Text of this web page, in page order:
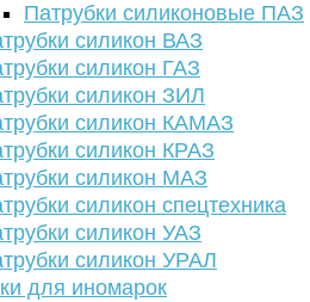
Патрубки силиконовые ПАЗ
силикон ВАЗ
силикон ГАЗ
силикон ЗИЛ
силикон КАМАЗ
силикон КРАЗ
силикон МАЗ
силикон спецтехника
силикон УАЗ
силикон УРАЛ
для иномарок